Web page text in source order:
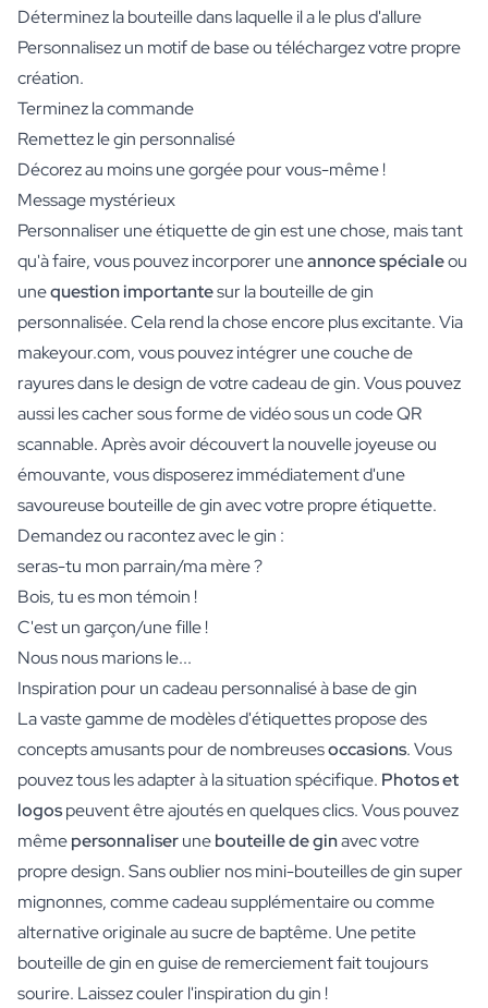
Déterminez la bouteille dans laquelle il a le plus d'allure
Personnalisez un motif de base ou téléchargez votre propre
création.
Terminez la commande
Remettez le gin personnalisé
Décorez au moins une gorgée pour vous-même !
Message mystérieux
Personnaliser une étiquette de gin est une chose, mais tant
qu'à faire, vous pouvez incorporer uneannonce spécialeou
unequestion importantesur la bouteille de gin
personnalisée. Cela rend la chose encore plus excitante. Via
makeyour.com, vous pouvez intégrer une couche de
rayures dans le design de votre cadeau de gin. Vous pouvez
aussi les cacher sous forme de vidéo sous un code QR
scannable. Après avoir découvert la nouvelle joyeuse ou
émouvante, vous disposerez immédiatement d'une
savoureuse bouteille de gin avec votre propre étiquette.
Demandez ou racontez avec le gin :
seras-tu mon parrain/ma mère ?
Bois, tu es mon témoin !
C'est un garçon/une fille !
Nous nous marions le...
Inspiration pour un cadeau personnalisé à base de gin
La vaste gamme de modèles d'étiquettes propose des
concepts amusants pour de nombreusesoccasions. Vous
pouvez tous les adapter à la situation spécifique. Photos et
logospeuvent être ajoutés en quelques clics. Vous pouvez
mêmepersonnaliserunebouteille de ginavec votre
propre design. Sans oublier nos mini-bouteilles de gin super
mignonnes, comme cadeau supplémentaire ou comme
alternative originale au sucre de baptême. Une petite
bouteille de gin en guise de remerciement fait toujours
sourire. Laissez couler l'inspiration du gin !